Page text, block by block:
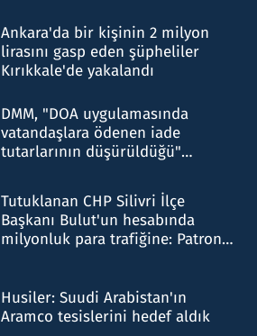
Ankara'da bir kişinin 2 milyon
lirasını gasp eden şüpheliler
Kırıkkale'de yakalandı
DMM, "DOA uygulamasında
vatandaşlara ödenen iade
tutarlarının düşürüldüğü"
Tutuklanan CHP Silivri İlçe
Başkanı Bulut'un hesabında
milyonluk para trafiğine: Patron
Husiler: Suudi Arabistan'ın
Aramco tesislerini hedef aldık